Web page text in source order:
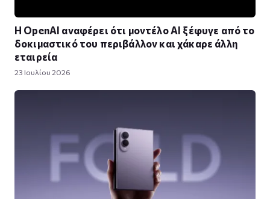
Η OpenAI αναφέρει ότι μοντέλο AI ξέφυγε από το
δοκιμαστικό του περιβάλλον και χάκαρε άλλη
εταιρεία
23 Ιουλίου 2026